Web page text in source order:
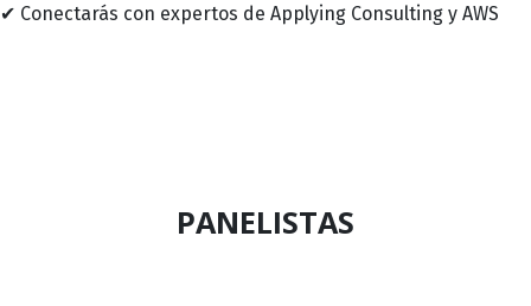
✔ Conectarás con expertos de Applying Consulting y AWS
PANELISTAS